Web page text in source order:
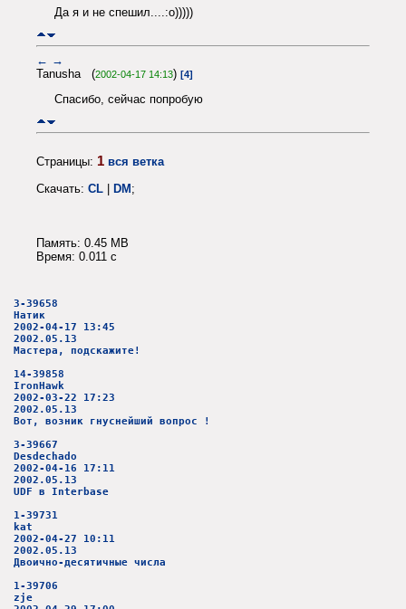
Да я и не спешил....:o)))))
← →
Tanusha (2002-04-17 14:13) [4]
Спасибо, сейчас попробую
Страницы: 1 вся ветка
Скачать: CL | DM;
Память: 0.45 MB
Время: 0.011 c
3-39658
Натик
2002-04-17 13:45
2002.05.13
Мастера, подскажите!
14-39858
IronHawk
2002-03-22 17:23
2002.05.13
Вот, возник гнуснейший вопрос !
3-39667
Desdechado
2002-04-16 17:11
2002.05.13
UDF в Interbase
1-39731
kat
2002-04-27 10:11
2002.05.13
Двоично-десятичные числа
1-39706
zje